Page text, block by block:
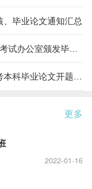
毕业论文通知汇总
2024年9月上海外国语大学自学考试办公室颁发毕业证书和学位证书的通知
2024年下半年华东政法大学自考本科毕业论文开题暨讲座的通知
更多
2022-01-16